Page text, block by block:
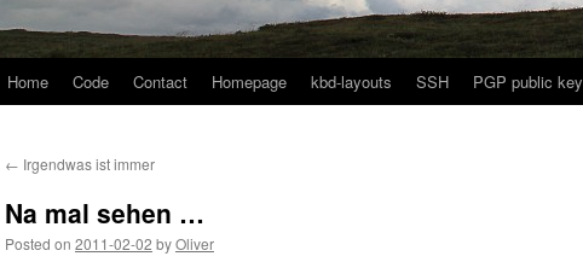
Home Code Contact Homepage kbd-layouts SSH PGP public key
← Irgendwas ist immer
Na mal sehen …
Posted on 2011-02-02 byOliver